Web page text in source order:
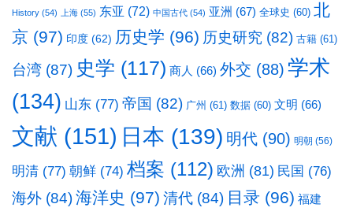
History (54) 上海 (55) 东亚 (72) 中国古代 (54) 亚洲 (67) 全球史 (60) 北
京 (97) 印度 (62) 历史学 (96) 历史研究 (82) 古籍 (61)
台湾 (87) 史学 (117) 商人 (66) 外交 (88) 学术
(134) 山东 (77) 帝国 (82) 广州 (61) 数据 (60) 文明 (66)
文献 (151) 日本 (139) 明代 (90) 明朝 (56)
明清 (77) 朝鲜 (74) 档案 (112) 欧洲 (81) 民国 (76)
海外 (84)海洋史 (97) 清代 (84) 目录 (96) 福建